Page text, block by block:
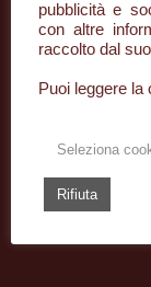
pubblicità e
con altre
raccolto dal
Puoi leggere
Seleziona
Rifiuta